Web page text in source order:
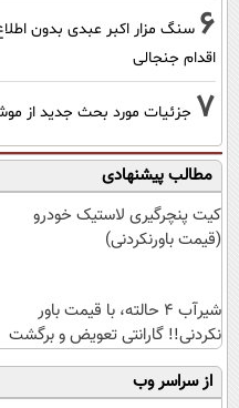
6 سنگ مزار اکبر عبدی بدون
اقدام جنجالی
7 جزئیات مورد بحث جدید از
مطالب پیشنهادی
کیت پنچرگیری لاستیک خودرو
(قیمت باورنکردنی)
شیر‌آب ۴ حالته، با قیمت باور
نکردنی!! گارانتی تعویض و برگشت
از سراسر وب